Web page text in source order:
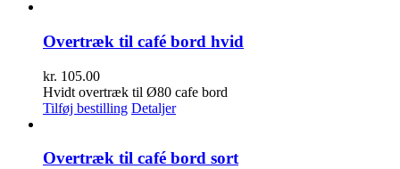
Overtræk til café bord hvid
kr. 105.00
Hvidt overtræk til Ø80 cafe bord
Tilføj bestilling Detaljer
Overtræk til café bord sort